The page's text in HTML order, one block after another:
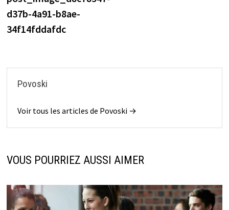
de
l’article
d37b-4a91-b8ae-
34f14fddafdc
Povoski
Voir tous les articles de Povoski →
VOUS POURRIEZ AUSSI AIMER